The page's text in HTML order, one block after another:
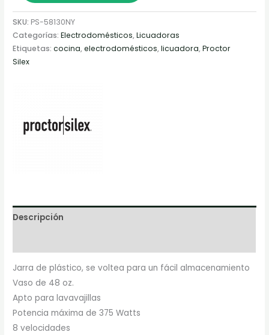
SKU: PS-58130NY
Categorías:Electrodomésticos,Licuadoras
Etiquetas:cocina,electrodomésticos,licuadora,Proctor
Silex
Descripción
Jarra de plástico, se voltea para un fácil almacenamiento
Vaso de 48 oz.
Apto para lavavajillas
Potencia máxima de 375 Watts
8 velocidades